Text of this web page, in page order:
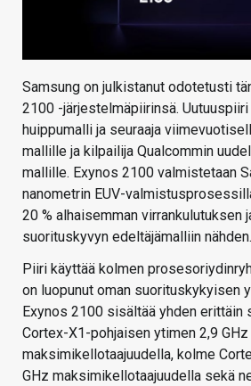
Samsung on julkistanut odotetusti
2100 -järjestelmäpiirinsä.
huippumalli ja seuraaja
mallille ja kilpailija Qualcommin
mallille. Exynos 2100 valmistetaan
nanometrin EUV-
20 % alhaisemman virrankulutuksen
suorituskyvyn edeltäjämalliin nähden.
Piiri käyttää kolmen
on luopunut oman suorituskykyisen
Exynos 2100 sisältää yhden erittäin
Cortex-X1-pohjaisen ytimen 2,9 GHz
maksimikellotaajuudella, kolme
GHz maksimikellotaajuudella sekä